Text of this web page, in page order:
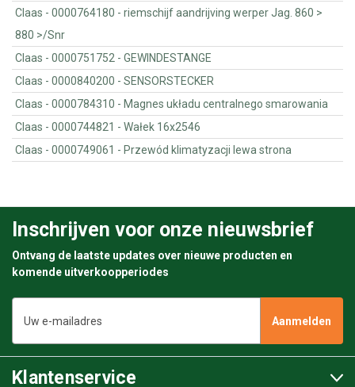
Claas - 0000764180 - riemschijf aandrijving werper Jag. 860 >
880 >/Snr
Claas - 0000751752 - GEWINDESTANGE
Claas - 0000840200 - SENSORSTECKER
Claas - 0000784310 - Magnes układu centralnego smarowania
Claas - 0000744821 - Wałek 16x2546
Claas - 0000749061 - Przewód klimatyzacji lewa strona
Inschrijven voor onze nieuwsbrief
Ontvang de laatste updates over nieuwe producten en
komende uitverkoopperiodes
mailadres
Klantenservice